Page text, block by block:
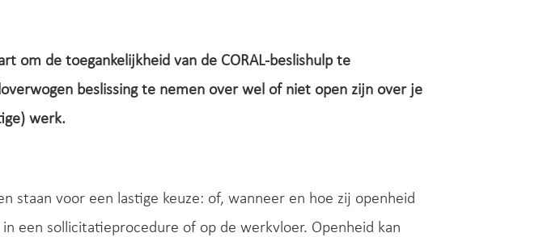
om de toegankelijkheid van de CORAL-beslishulp te
beslissing te nemen over wel of niet open zijn over je
werk.
staan voor een lastige keuze: of, wanneer en hoe zij openheid
een sollicitatieprocedure of op de werkvloer. Openheid kan